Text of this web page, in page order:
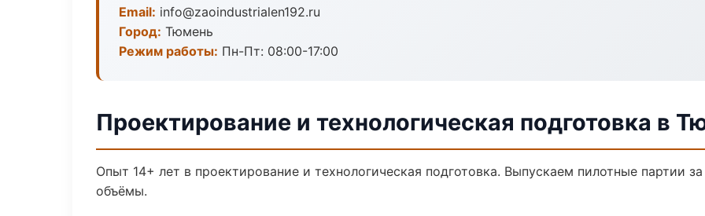
Email: info@zaoindustrialen192.ru
Город: Тюмень
Режим работы: Пн-Пт: 08:00-17:00
Проектирование и технологическая подготовка в
Опыт 14+ лет в проектирование и технологическая подготовка. Выпускаем пилотные партии
объёмы.